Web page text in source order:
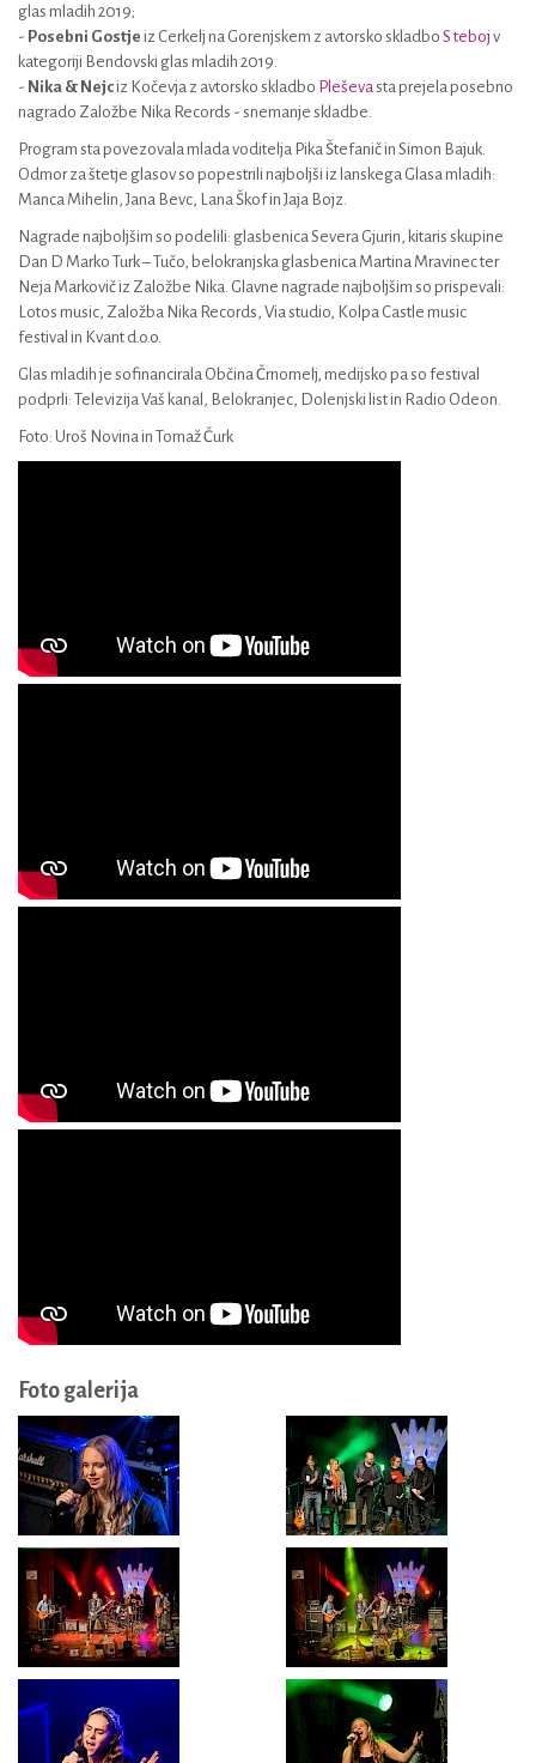
glas mladih 2019;
- Posebni Gostje iz Cerkelj na Gorenjskem z avtorsko skladbo S teboj v
kategoriji Bendovski glas mladih 2019.
- Nika & Nejciz Kočevja z avtorsko skladbo Pleševasta prejela posebno
nagrado Založbe Nika Records - snemanje skladbe.
Program sta povezovala mlada voditelja Pika Štefanič in Simon Bajuk.
Odmor za štetje glasov so popestrili najboljši iz lanskega Glasa mladih:
Manca Mihelin, Jana Bevc, Lana Škof in Jaja Bojz.
Nagrade najboljšim so podelili: glasbenica Severa Gjurin, kitaris skupine
Dan D Marko Turk – Tučo, belokranjska glasbenica Martina Mravinec ter
Neja Markovič iz Založbe Nika. Glavne nagrade najboljšim so prispevali:
Lotos music, Založba Nika Records, Via studio, Kolpa Castle music
festival in Kvant d.o.o.
Glas mladih je sofinancirala Občina Črnomelj, medijsko pa so festival
podprli: Televizija Vaš kanal, Belokranjec, Dolenjski list in Radio Odeon.
Foto: Uroš Novina in Tomaž Čurk
Foto galerija